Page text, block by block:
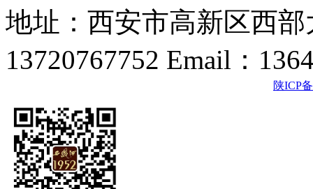
地址：西安市高新区西
13720767752 Email：
陕ICP